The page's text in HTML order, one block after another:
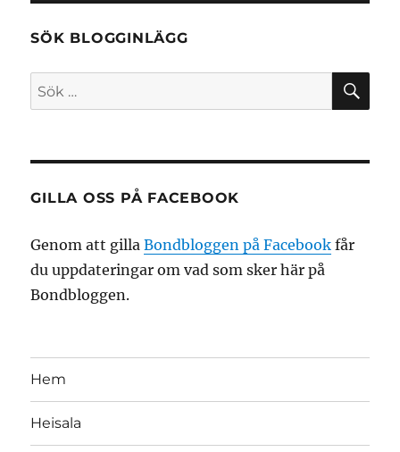
SÖK BLOGGINLÄGG
Sök
efter:
GILLA OSS PÅ FACEBOOK
Genom att gillaBondbloggen på Facebook får
du uppdateringar om vad som sker här på
Bondbloggen.
Hem
Heisala